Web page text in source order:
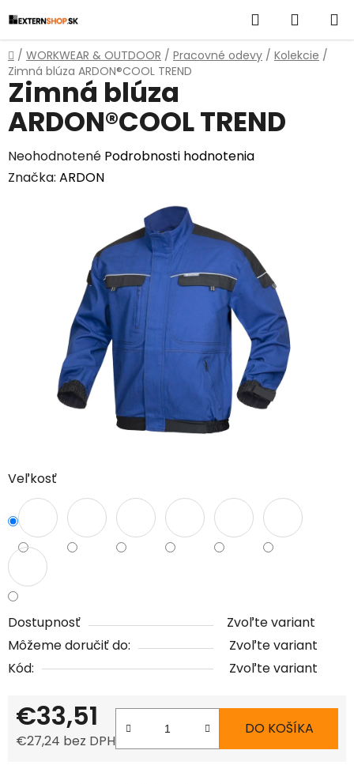
na
obsah
Hľadať
KOŠÍK
Domov
/ WORKWEAR & OUTDOOR / Pracovné odevy / Kolekcie /
Zimná blúza ARDON®COOL TREND
Veľkosť
Dostupnosť
Zvoľte variant
Môžeme doručiť do:
Zvoľte variant
Kód:
Zvoľte variant
€33,51
€27,24 bez DPH
DO KOŠÍKA
Zimná blúza
ARDON®COOL TREND
Priemerné
hodnotenie
Neohodnotené Podrobnosti hodnotenia
Značka: ARDON